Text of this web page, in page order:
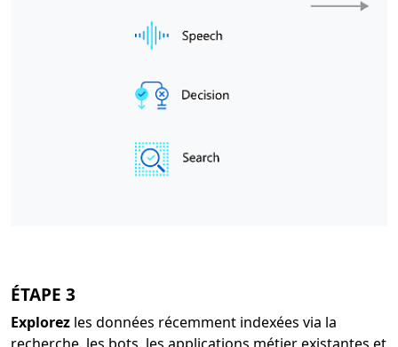
ÉTAPE 3
Explorez les données récemment indexées via la